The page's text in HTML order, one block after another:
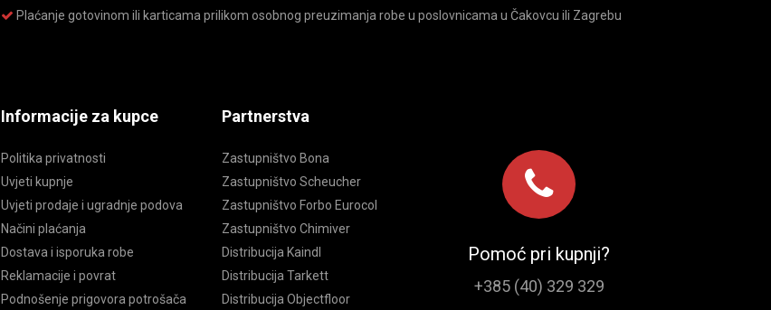
Plaćanje gotovinom ili karticama prilikom osobnog preuzimanja robe u poslovnicama u Čakovcu ili Zagrebu
Informacije za kupce
Politika privatnosti
Uvjeti kupnje
Uvjeti prodaje i ugradnje podova
Načini plaćanja
Dostava i isporuka robe
Reklamacije i povrat
Podnošenje prigovora potrošača
Partnerstva
Zastupništvo Bona
Zastupništvo Scheucher
Zastupništvo Forbo Eurocol
Zastupništvo Chimiver
Distribucija Kaindl
Distribucija Tarkett
Distribucija Objectfloor
Pomoć pri kupnji?
+385 (40) 329 329